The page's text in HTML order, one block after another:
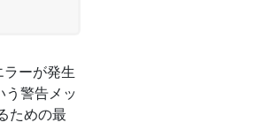
ーが発生
警告メッ
ための最